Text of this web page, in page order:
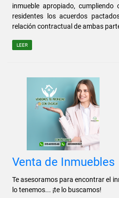
inmueble apropiado,
residentes los acuerdos
relación contractual de ambas
LEER
Venta de Inmuebles
Te asesoramos para encontrar el
lo tenemos... ¡te lo buscamos!